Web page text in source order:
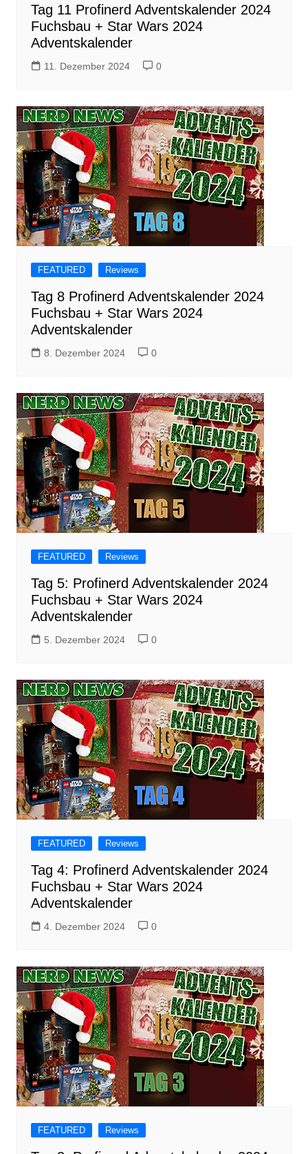
Tag 11 Profinerd Adventskalender 2024
Fuchsbau + Star Wars 2024
Adventskalender
11. Dezember 2024 0
FEATURED Reviews
Tag 8 Profinerd Adventskalender 2024
Fuchsbau + Star Wars 2024
Adventskalender
8. Dezember 2024 0
FEATURED Reviews
Tag 5: Profinerd Adventskalender 2024
Fuchsbau + Star Wars 2024
Adventskalender
5. Dezember 2024 0
FEATURED Reviews
Tag 4: Profinerd Adventskalender 2024
Fuchsbau + Star Wars 2024
Adventskalender
4. Dezember 2024 0
FEATURED Reviews